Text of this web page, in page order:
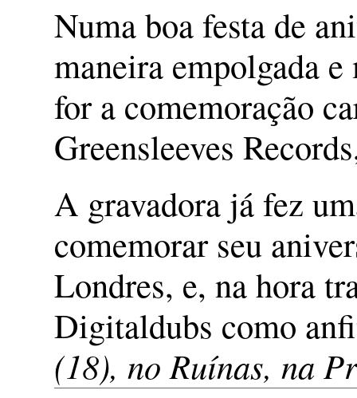
Numa boa festa de
maneira empolgada
for a comemoração
Greensleeves
A gravadora já fez
comemorar seu
Londres, e, na hora
Digitaldubs como
(18), no Ruínas, na